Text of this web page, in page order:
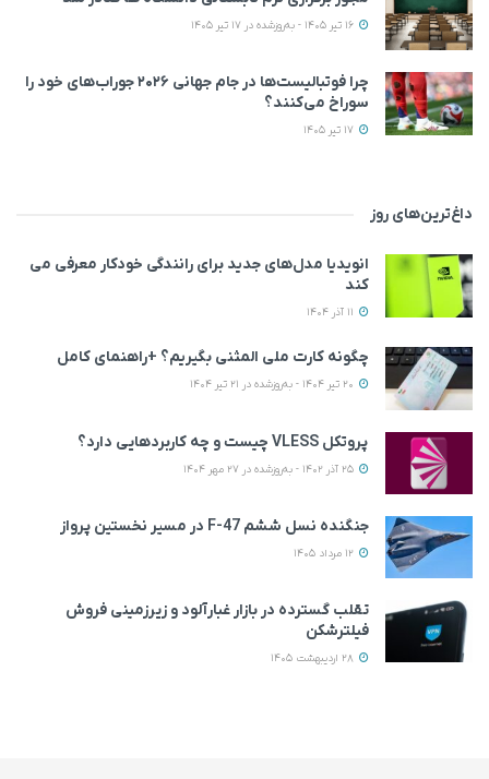
چرا فوتبالیست‌ها در جام جهانی ۲۰۲۶ جوراب‌های خود را
سوراخ می‌کنند؟
داغ‌ترین‌های روز
انویدیا مدل‌های جدید برای رانندگی خودکار معرفی می
کند
چگونه کارت ملی المثنی بگیریم؟ +راهنمای کامل
پروتکل VLESS چیست و چه کاربردهایی دارد؟
جنگنده نسل ششم F-47 در مسیر نخستین پرواز
تقلب گسترده در بازار غبارآلود و زیرزمینی فروش
فیلترشکن